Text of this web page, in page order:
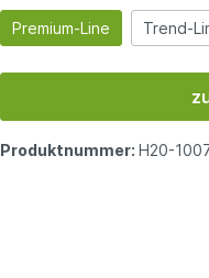
Premium-Line Trend-
Produktnummer: H20-